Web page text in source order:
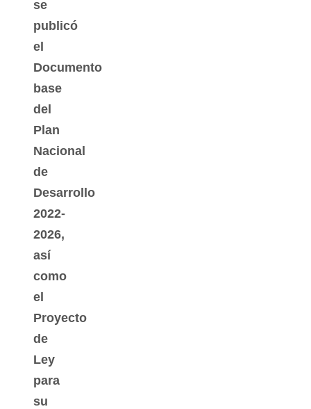
se
publicó
el
Documento
base
del
Plan
Nacional
de
Desarrollo
2022-
2026,
así
como
el
Proyecto
de
Ley
para
su